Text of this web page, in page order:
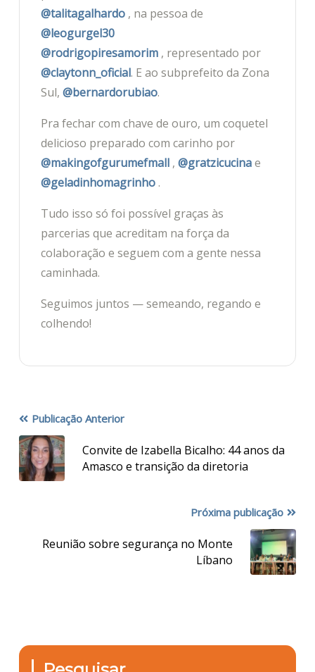
@talitagalhardo , na pessoa de
@leogurgel30
@rodrigopiresamorim , representado por
@claytonn_oficial. E ao subprefeito da Zona
Sul, @bernardorubiao.
Pra fechar com chave de ouro, um coquetel
delicioso preparado com carinho por
@makingofgurumefmall , @gratzicucinae
@geladinhomagrinho .
Tudo isso só foi possível graças às
parcerias que acreditam na força da
colaboração e seguem com a gente nessa
caminhada.
Seguimos juntos — semeando, regando e
colhendo!
Publicação Anterior
Convite de Izabella Bicalho: 44 anos da
Amasco e transição da diretoria
Próxima publicação
Reunião sobre segurança no Monte
Líbano